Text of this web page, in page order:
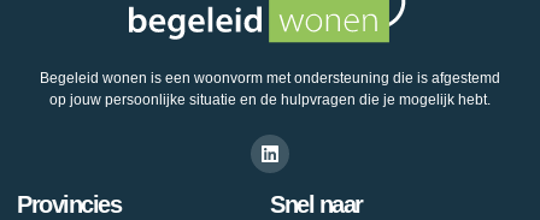
Begeleid wonen is een woonvorm met ondersteuning die is afgestemd
op jouw persoonlijke situatie en de hulpvragen die je mogelijk hebt.
Provincies Snel naar